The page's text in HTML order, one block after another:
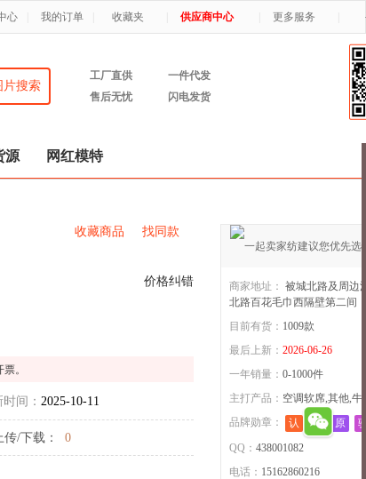
心 我的订单 收藏夹 供应商中心 更多服务
片搜索
工厂直供
一件代发
售后无忧
闪电发货
源 网红模特
收藏商品 找同款
价格纠错
。
时间： 2025-10-11
传/下载： 0
慕澄家居 3年店
商家地址： 被城北路及周边
北路百花毛巾西隔壁第二间
目前有货： 1009款
最后上新： 2026-06-26
一年销量： 0-1000件
主打产品： 空调软席,其他,牛
品牌勋章：
认 退 原
QQ： 438001082
电话： 15162860216